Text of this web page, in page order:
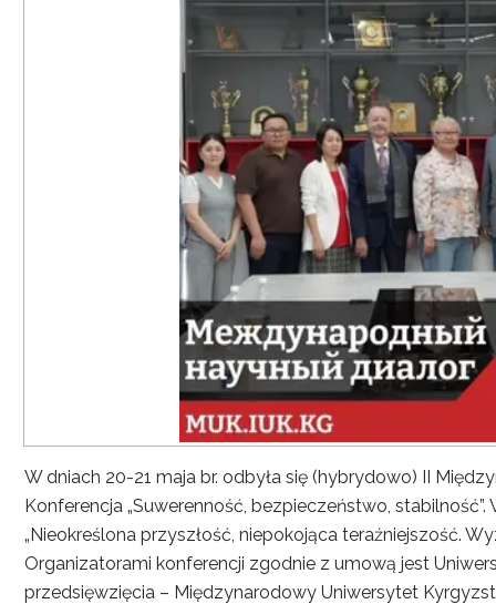
W dniach 20-21 maja br. odbyła się (hybrydowo) II
Konferencja „Suwerenność, bezpieczeństwo,
„Nieokreślona przyszłość, niepokojąca teraźniejszość.
Organizatorami konferencji zgodnie z umową jest
przedsięwzięcia – Międzynarodowy Uniwersytet